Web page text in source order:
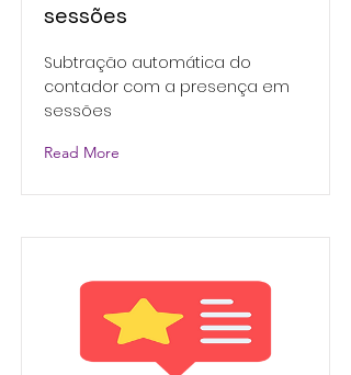
sessões
Subtração automática do
contador com a presença em
sessões
Read More